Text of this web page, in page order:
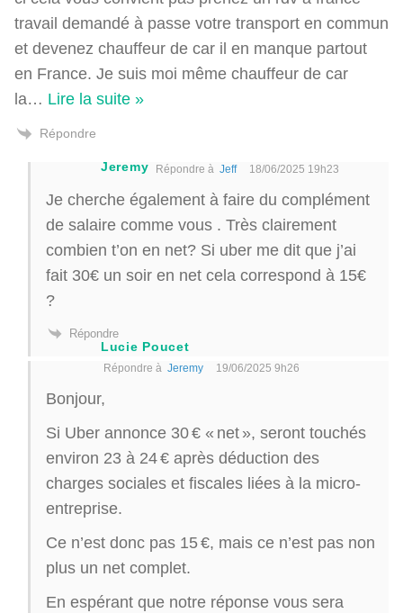
travail demandé à passe votre transport en commun
et devenez chauffeur de car il en manque partout
en France. Je suis moi même chauffeur de car
la… Lire la suite »
Répondre
Jeremy Répondre àJeff 18/06/2025 19h23
Je cherche également à faire du complément
de salaire comme vous . Très clairement
combien t’on en net? Si uber me dit que j’ai
fait 30€ un soir en net cela correspond à 15€
?
Répondre
Lucie Poucet
Répondre à Jeremy 19/06/2025 9h26
Bonjour,
Si Uber annonce 30 € « net », seront touchés
environ 23 à 24 € après déduction des
charges sociales et fiscales liées à la micro-
entreprise.
Ce n’est donc pas 15 €, mais ce n’est pas non
plus un net complet.
En espérant que notre réponse vous sera